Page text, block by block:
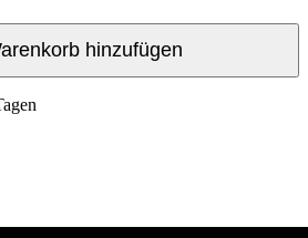
hinzufügen